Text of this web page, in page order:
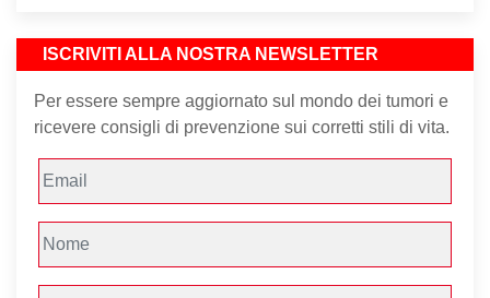
ISCRIVITI ALLA NOSTRA NEWSLETTER
Per essere sempre aggiornato sul mondo dei tumori e
ricevere consigli di prevenzione sui corretti stili di vita.